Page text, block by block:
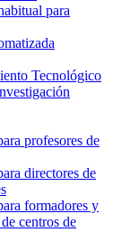
para
Tecnológico
profesores de
directores de
formadores y
centros de